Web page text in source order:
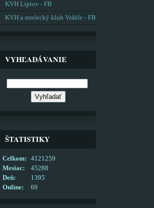
KVH Liptov - FB
KVH a strelecký klub Vráble - FB
VYHĽADÁVANIE
ŠTATISTIKY
Online: 69
Celkom:
4121259
Mesiac:
45288
Deň:
1395